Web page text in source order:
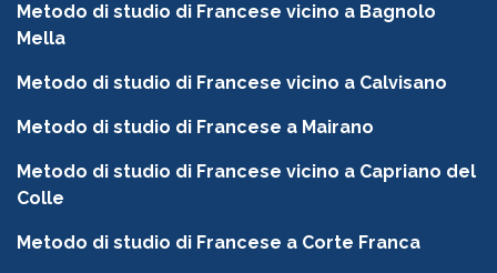
Metodo di studio di Francese vicino a Bagnolo
Mella
Metodo di studio di Francese vicino a Calvisano
Metodo di studio di Francese a Mairano
Metodo di studio di Francese vicino a Capriano del
Colle
Metodo di studio di Francese a Corte Franca